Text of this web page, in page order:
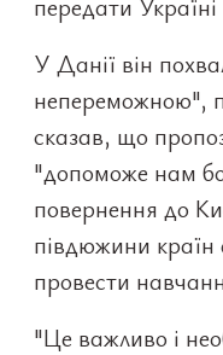
передати Україні
У Данії він
непереможною",
сказав, що
"допоможе нам
повернення до
півдюжини країн
провести
"Це важливо і